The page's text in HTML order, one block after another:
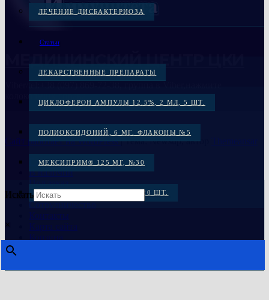
ЛЕЧЕНИЕ ДИСБАКТЕРИОЗА
Статьи
ЛЕКАРСТВЕННЫЕ ПРЕПАРАТЫ
ЦИКЛОФЕРОН АМПУЛЫ 12.5%, 2 МЛ, 5 ШТ.
ПОЛИОКСИДОНИЙ, 6 МГ. ФЛАКОНЫ №5
МЕКСИПРИМ® 125 МГ, №30
МЕКСИКОР КАПС. 100 МГ: 20 ШТ.
МЕКСИДОЛ, ТАБ. 125 МГ №30
Искать
×
МЕДИЦИНСКИЙ ЦЕНТР ЦКИ
колокольчик справа
Сайт работает на WordPress|Тема: Newsup, автор
Главная
В наличии
Под заказ
Распродажа
Сотрудничество
Контакты
Карта сайта
Корзина